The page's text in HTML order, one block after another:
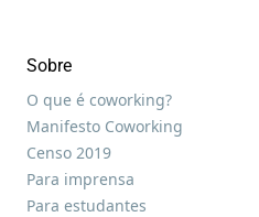
Sobre
O que é coworking?
Manifesto Coworking
Censo 2019
Para imprensa
Para estudantes